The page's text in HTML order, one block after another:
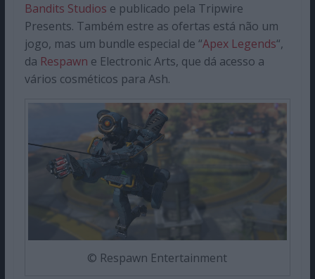
Bandits Studios e publicado pela Tripwire
Presents. Também estre as ofertas está não um
jogo, mas um bundle especial de “Apex Legends“,
da Respawn e Electronic Arts, que dá acesso a
vários cosméticos para Ash.
© Respawn Entertainment